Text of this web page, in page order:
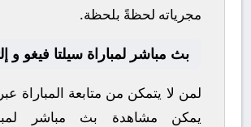
مجرياته لحظةً بلحظة.
بث مباشر لمباراة سيلتا فيغو و
لمن لا يتمكن من متابعة المباراة
يمكن مشاهدة بث مباشر